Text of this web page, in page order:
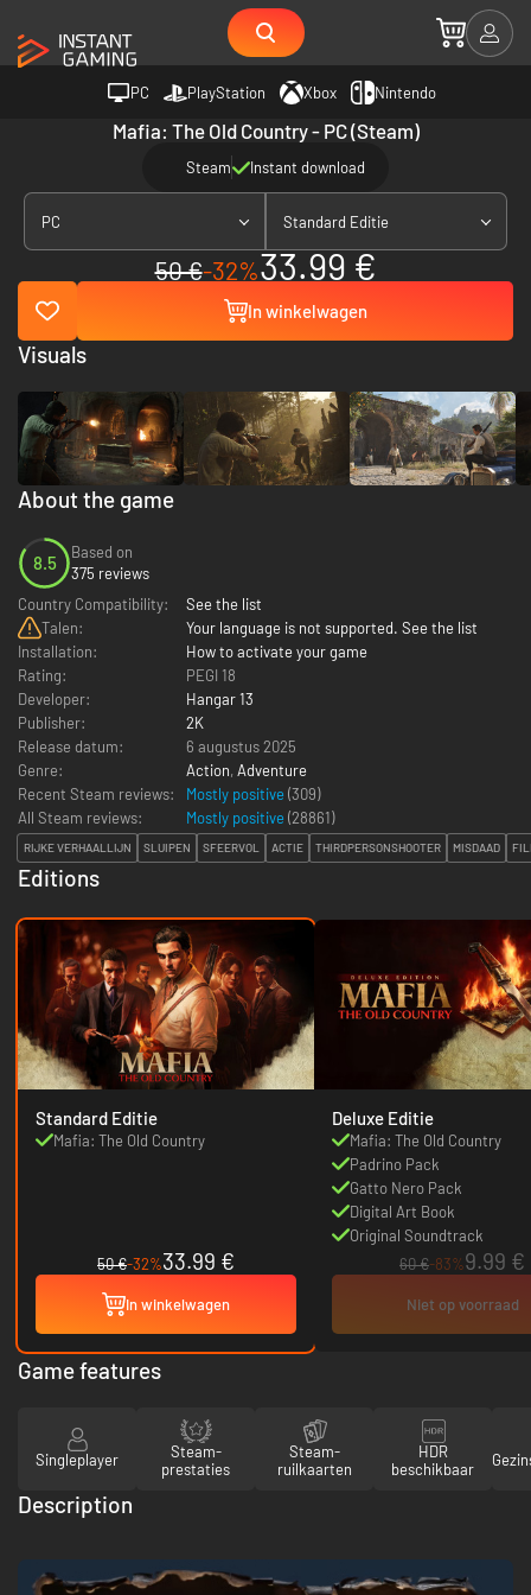
PC PlayStation Xbox Nintendo
Mafia: The Old Country - PC (Steam)
Steam Instant download
PC Standard Editie
50 €-32%33.99 €
In winkelwagen
About the game
8.5
Based on
375 reviews
Country Compatibility:
See the list
Talen:
Your language is not supported. See the list
Installation:
How to activate your game
Rating:
PEGI 18
Developer:
Hangar 13
Publisher:
2K
Release datum:
6 augustus 2025
Genre:
Action, Adventure
Recent Steam reviews:
Mostly positive (309)
All Steam reviews:
Mostly positive (28861)
RIJKE VERHAALLIJN SLUIPEN SFEERVOL ACTIE THIRDPERSONSHOOTER MISDAAD
Editions
Standard Editie
Mafia: The Old Country
50 €-32%33.99 €
In winkelwagen
Deluxe Editie
Mafia: The Old Country
Padrino Pack
Gatto Nero Pack
Digital Art Book
Original Soundtrack
60 €-83%9.99 €
Niet op voorraad
Visuals
Game features
Singleplayer
Steam-
prestaties
Steam-
ruilkaarten
HDR
beschikbaar
Description